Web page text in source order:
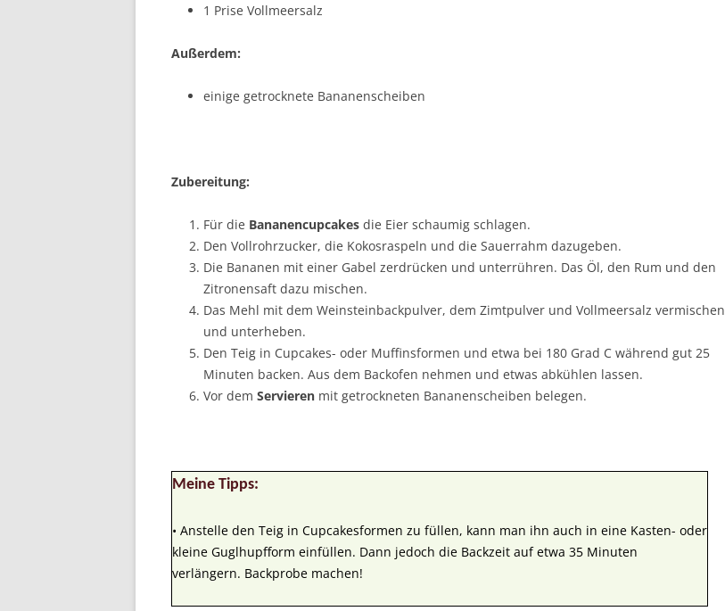
1 Prise Vollmeersalz
Außerdem:
einige getrocknete Bananenscheiben
Zubereitung:
Für die Bananencupcakes die Eier schaumig schlagen.
Den Vollrohrzucker, die Kokosraspeln und die Sauerrahm dazugeben.
Die Bananen mit einer Gabel zerdrücken und unterrühren. Das Öl, den Rum und den
Zitronensaft dazu mischen.
Das Mehl mit dem Weinsteinbackpulver, dem Zimtpulver und Vollmeersalz vermischen
und unterheben.
Den Teig in Cupcakes- oder Muffinsformen und etwa bei 180 Grad C während gut 25
Minuten backen. Aus dem Backofen nehmen und etwas abkühlen lassen.
Vor dem Servieren mit getrockneten Bananenscheiben belegen.
Meine Tipps:
• Anstelle den Teig in Cupcakesformen zu füllen, kann man ihn auch in eine Kasten- oder
kleine Guglhupfform einfüllen. Dann jedoch die Backzeit auf etwa 35 Minuten
verlängern. Backprobe machen!